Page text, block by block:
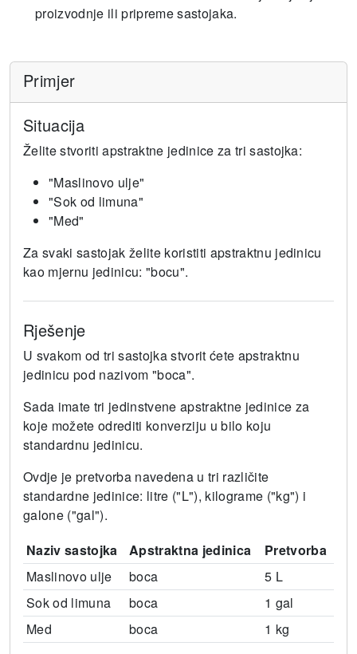
proizvodnje ili pripreme sastojaka.
Primjer
Situacija
Želite stvoriti apstraktne jedinice za tri sastojka:
"Maslinovo ulje"
"Sok od limuna"
"Med"
Za svaki sastojak želite koristiti apstraktnu jedinicu
kao mjernu jedinicu: "bocu".
Rješenje
U svakom od tri sastojka stvorit ćete apstraktnu
jedinicu pod nazivom "boca".
Sada imate tri jedinstvene apstraktne jedinice za
koje možete odrediti konverziju u bilo koju
standardnu ​​jedinicu.
Ovdje je pretvorba navedena u tri različite
standardne jedinice: litre ("L"), kilograme ("kg") i
galone ("gal").
Naziv sastojka
Apstraktna jedinica
Pretvorba
Maslinovo ulje
boca
5 L
Sok od limuna
boca
1 gal
Med
boca 1 kg